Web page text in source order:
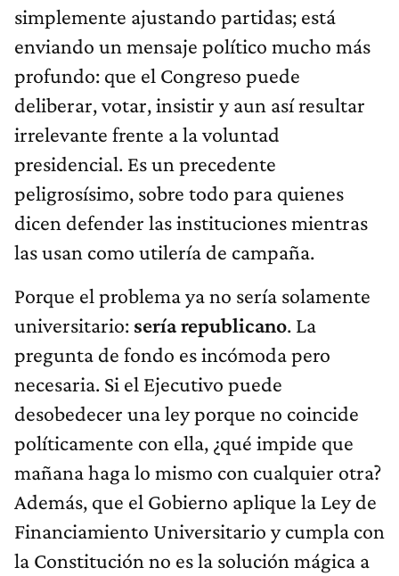
simplemente ajustando partidas; está
enviando un mensaje político mucho más
profundo: que el Congreso puede
deliberar, votar, insistir y aun así resultar
irrelevante frente a la voluntad
presidencial. Es un precedente
peligrosísimo, sobre todo para quienes
dicen defender las instituciones mientras
las usan como utilería de campaña.
Porque el problema ya no sería solamente
universitario: sería republicano. La
pregunta de fondo es incómoda pero
necesaria. Si el Ejecutivo puede
desobedecer una ley porque no coincide
políticamente con ella, ¿qué impide que
mañana haga lo mismo con cualquier otra?
Además, que el Gobierno aplique la Ley de
Financiamiento Universitario y cumpla con
la Constitución no es la solución mágica a